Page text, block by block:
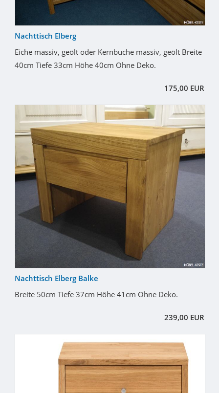
Nachttisch Elberg
Eiche massiv, geölt oder Kernbuche massiv, geölt Breite
40cm Tiefe 33cm Höhe 40cm Ohne Deko.
175,00 EUR
Nachttisch Elberg Balke
Breite 50cm Tiefe 37cm Höhe 41cm Ohne Deko.
239,00 EUR